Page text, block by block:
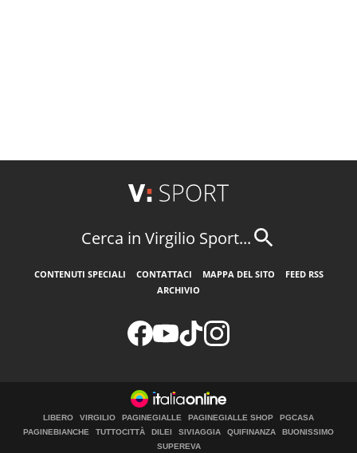
Cerca in Virgilio Sport...
CONTENUTI SPECIALI CONTATTACI MAPPA DEL SITO
FEED RSS
ARCHIVIO
LIBERO VIRGILIO PAGINEGIALLE PAGINEGIALLE SHOP
PGCASA
PAGINEBIANCHE
TUTTOCITTÀ DILEI SIVIAGGIA QUIFINANZA
BUONISSIMO
SUPEREVA